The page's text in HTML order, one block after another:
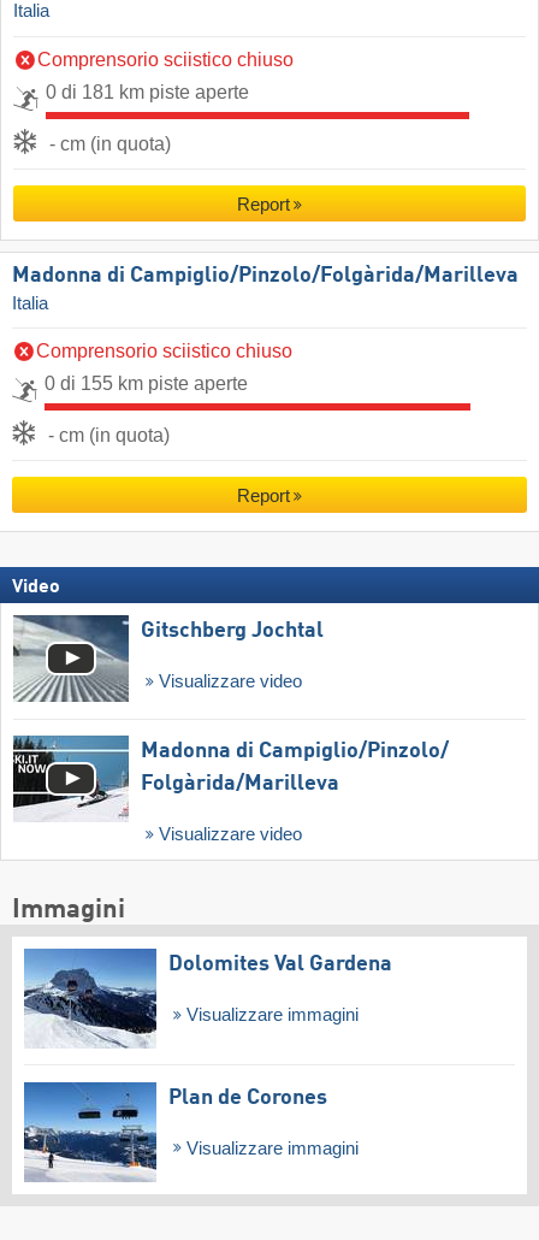
Italia
Comprensorio sciistico chiuso
0 di 181 km piste aperte
- cm (in quota)
Report
Madonna di Campiglio/​Pinzolo/​Folgàrida/​Marilleva
Italia
Comprensorio sciistico chiuso
0 di 155 km piste aperte
- cm (in quota)
Report
Video
Gitschberg Jochtal
Visualizzare video
Madonna di Campiglio/​Pinzolo/​
Folgàrida/​Marilleva
Visualizzare video
Immagini
Dolomites Val Gardena
Visualizzare immagini
Plan de Corones
Visualizzare immagini